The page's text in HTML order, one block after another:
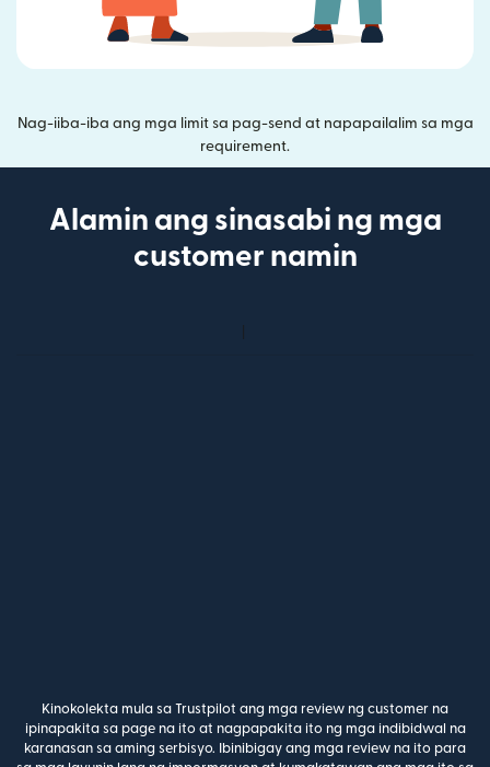
Nag-iiba-iba ang mga limit sa pag-send at napapailalim sa mga
requirement.
Alamin ang sinasabi ng mga
customer namin
Kinokolekta mula sa Trustpilot ang mga review ng customer na
ipinapakita sa page na ito at nagpapakita ito ng mga indibidwal na
karanasan sa aming serbisyo. Ibinibigay ang mga review na ito para